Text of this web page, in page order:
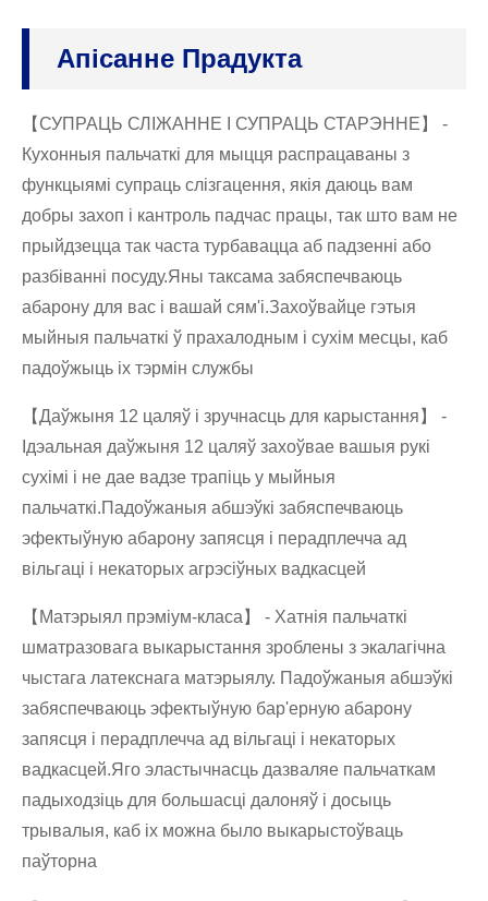
Апісанне Прадукта
【СУПРАЦЬ СЛІЖАННЕ І СУПРАЦЬ СТАРЭННЕ】 -
Кухонныя пальчаткі для мыцця распрацаваны з
функцыямі супраць слізгацення, якія даюць вам
добры захоп і кантроль падчас працы, так што вам не
прыйдзецца так часта турбавацца аб падзенні або
разбіванні посуду.Яны таксама забяспечваюць
абарону для вас і вашай сям'і.Захоўвайце гэтыя
мыйныя пальчаткі ў прахалодным і сухім месцы, каб
падоўжыць іх тэрмін службы
【Даўжыня 12 цаляў і зручнасць для карыстання】 -
Ідэальная даўжыня 12 цаляў захоўвае вашыя рукі
сухімі і не дае вадзе трапіць у мыйныя
пальчаткі.Падоўжаныя абшэўкі забяспечваюць
эфектыўную абарону запясця і перадплечча ад
вільгаці і некаторых агрэсіўных вадкасцей
【Матэрыял прэміум-класа】 - Хатнія пальчаткі
шматразовага выкарыстання зроблены з экалагічна
чыстага латекснага матэрыялу. Падоўжаныя абшэўкі
забяспечваюць эфектыўную бар'ерную абарону
запясця і перадплечча ад вільгаці і некаторых
вадкасцей.Яго эластычнасць дазваляе пальчаткам
падыходзіць для большасці далоняў і досыць
трывалыя, каб іх можна было выкарыстоўваць
паўторна